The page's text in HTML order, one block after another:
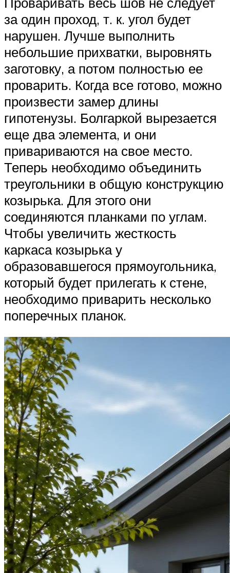
за один проход, т. к. угол будет
нарушен. Лучше выполнить
небольшие прихватки, выровнять
заготовку, а потом полностью ее
проварить. Когда все готово, можно
произвести замер длины
гипотенузы. Болгаркой вырезается
еще два элемента, и они
привариваются на свое место.
Теперь необходимо объединить
треугольники в общую конструкцию
козырька. Для этого они
соединяются планками по углам.
Чтобы увеличить жесткость
каркаса козырька у
образовавшегося прямоугольника,
который будет прилегать к стене,
необходимо приварить несколько
поперечных планок.